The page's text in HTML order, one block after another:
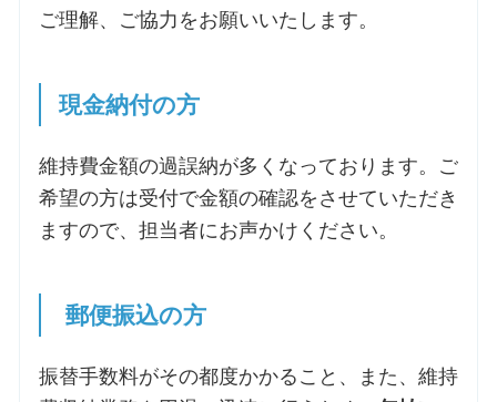
ご理解、ご協力をお願いいたします。
現金納付の方
維持費金額の過誤納が多くなっております。ご
希望の方は受付で金額の確認をさせていただき
ますので、担当者にお声かけください。
郵便振込の方
振替手数料がその都度かかること、また、維持